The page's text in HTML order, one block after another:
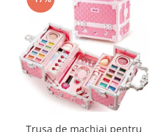
Trusa de machiaj pentru